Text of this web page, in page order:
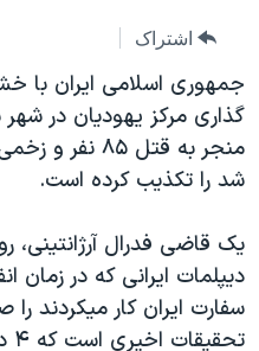
جهش
جستجوویژه برنامه‌ها
ویدیوها
فرهنگ و زندگی
حقوق شهروندی
اقتصادی
علم و فناوری
۲۵۰سالگی آمریکا
بایگانی برنامه‌های تلویزیونی
مستندها
انتخابات ریاست جمهوری آمریکا
حمله جمهوری اسلامی به
رمز مهسا
فرکانس‌های صدای آمریکا
یادگیری زبان انگلیسی
دنبال کنید
اشتراک
جمهوری اسلامی ايران با
گذاری مرکز يهوديان در
شد را تکذيب کرده است.
ديپلمات ايرانی که در زمان
سفارت ايران کار ميکردند